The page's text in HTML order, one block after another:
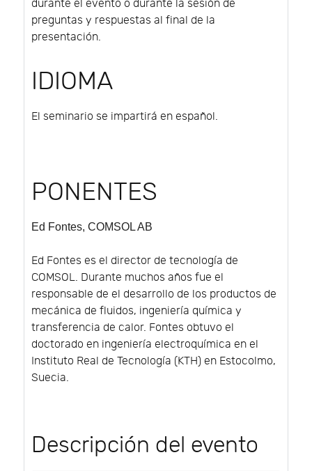
durante el evento o durante la sesión de
preguntas y respuestas al final de la
presentación.
IDIOMA
El seminario se impartirá en español.
PONENTES
Ed Fontes, COMSOL AB
Ed Fontes es el director de tecnología de
COMSOL. Durante muchos años fue el
responsable de el desarrollo de los productos de
mecánica de fluidos, ingeniería química y
transferencia de calor. Fontes obtuvo el
doctorado en ingeniería electroquímica en el
Instituto Real de Tecnología (KTH) en Estocolmo,
Suecia.
Descripción del evento